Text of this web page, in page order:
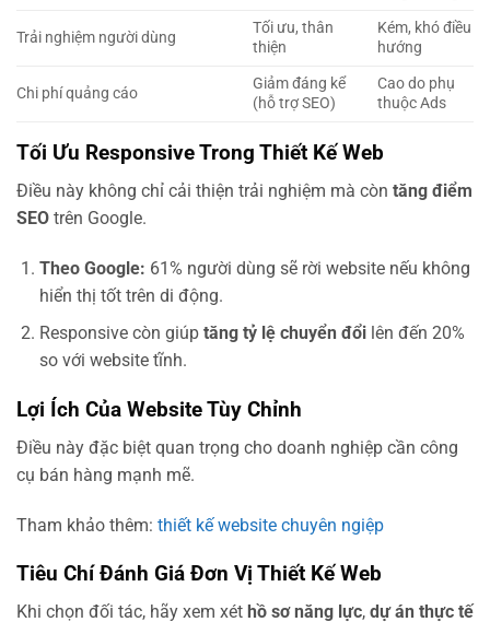
Trải nghiệm người dùng
Tối ưu, thân
thiện
Kém, khó điều
hướng
Chi phí quảng cáo
Giảm đáng kể
(hỗ trợ SEO)
Cao do phụ
thuộc Ads
Tối Ưu Responsive Trong Thiết Kế Web
Điều này không chỉ cải thiện trải nghiệm mà còn tăng điểm
SEO trên Google.
Theo Google: 61% người dùng sẽ rời website nếu không
hiển thị tốt trên di động.
Responsive còn giúp tăng tỷ lệ chuyển đổilên đến 20%
so với website tĩnh.
Lợi Ích Của Website Tùy Chỉnh
Điều này đặc biệt quan trọng cho doanh nghiệp cần công
cụ bán hàng mạnh mẽ.
Tham khảo thêm: thiết kế website chuyên ngiệp
Tiêu Chí Đánh Giá Đơn Vị Thiết Kế Web
Khi chọn đối tác, hãy xem xét hồ sơ năng lực, dự án thực tế